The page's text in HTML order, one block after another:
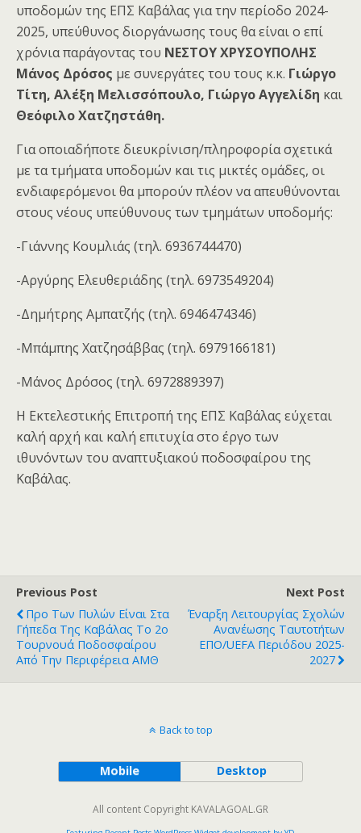
υποδομών της ΕΠΣ Καβάλας για την περίοδο 2024-
2025, υπεύθυνος διοργάνωσης τους θα είναι ο επί
χρόνια παράγοντας του ΝΕΣΤΟΥ ΧΡΥΣΟΥΠΟΛΗΣ
Μάνος Δρόσος με συνεργάτες του τους κ.κ. Γιώργο
Τίτη, Αλέξη Μελισσόπουλο, Γιώργο Αγγελίδη και
Θεόφιλο Χατζηστάθη.
Για οποιαδήποτε διευκρίνιση/πληροφορία σχετικά
με τα τμήματα υποδομών και τις μικτές ομάδες, οι
ενδιαφερόμενοι θα μπορούν πλέον να απευθύνονται
στους νέους υπεύθυνους των τμημάτων υποδομής:
-Γιάννης Κουμλιάς (τηλ. 6936744470)
-Αργύρης Ελευθεριάδης (τηλ. 6973549204)
-Δημήτρης Αμπατζής (τηλ. 6946474346)
-Μπάμπης Χατζησάββας (τηλ. 6979166181)
-Μάνος Δρόσος (τηλ. 6972889397)
Η Εκτελεστικής Επιτροπή της ΕΠΣ Καβάλας εύχεται
καλή αρχή και καλή επιτυχία στο έργο των
ιθυνόντων του αναπτυξιακού ποδοσφαίρου της
Καβάλας.
Previous Post
Προ Των Πυλών Είναι Στα
Γήπεδα Της Καβάλας Το 2ο
Τουρνουά Ποδοσφαίρου
Από Την Περιφέρεια ΑΜΘ
Next Post
Έναρξη Λειτουργίας Σχολών
Ανανέωσης Ταυτοτήτων
ΕΠΟ/UEFA Περιόδου 2025-
2027
Back to top
Mobile Desktop
All content Copyright KAVALAGOAL.GR